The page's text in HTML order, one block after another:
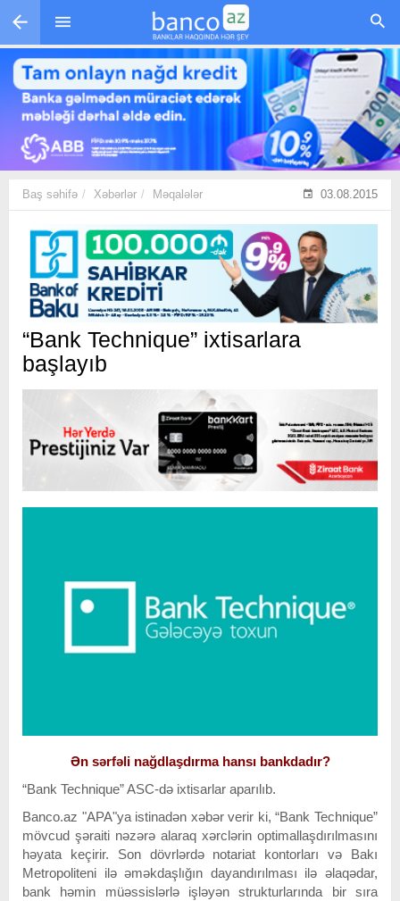
Skip to main content
Baş səhifə Xəbərlər Məqalələr 03.08.2015
“Bank Technique” ixtisarlara
başlayıb
Ən sərfəli nağdlaşdırma hansı bankdadır?
“Bank Technique” ASC-də ixtisarlar aparılıb.
Banco.az "APA"ya istinadən xəbər verir ki, “Bank Technique”
mövcud şəraiti nəzərə alaraq xərclərin optimallaşdırılmasını
həyata keçirir. Son dövrlərdə notariat kontorları və Bakı
Metropoliteni ilə əməkdaşlığın dayandırılması ilə əlaqədar,
bank həmin müəssislərlə işləyən strukturlarında bir sıra